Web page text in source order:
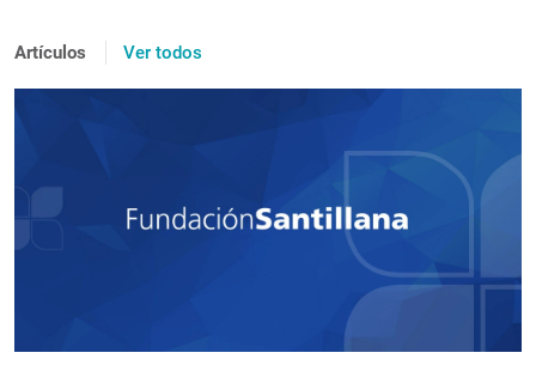
Artículos Ver todos